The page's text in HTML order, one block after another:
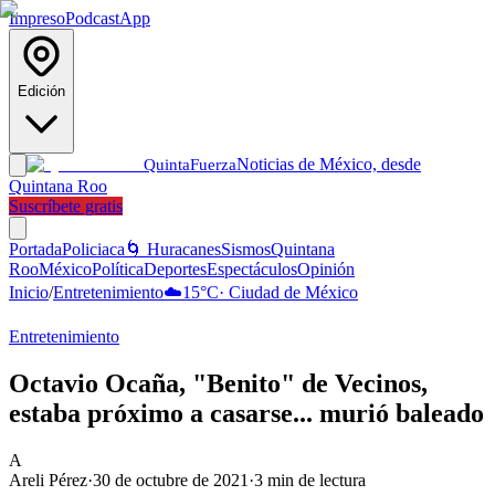
ImpresoPodcastApp
Edición
QuintaFuerzaNoticias de México, desde
Quintana Roo
Suscríbete gratis
PortadaPoliciaca 🌀 HuracanesSismosQuintana
RooMéxicoPolíticaDeportesEspectáculosOpinión
Inicio/Entretenimiento☁️15°C· Ciudad de México
Entretenimiento
Octavio Ocaña, "Benito" de Vecinos,
estaba próximo a casarse... murió baleado
A
Areli Pérez·30 de octubre de 2021 ·3 min de lectura